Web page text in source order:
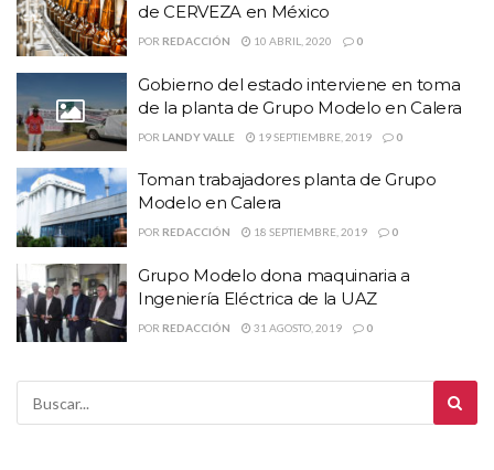
de CERVEZA en México
POR REDACCIÓN 10 ABRIL, 2020 0
Gobierno del estado interviene en toma
de la planta de Grupo Modelo en Calera
POR LANDY VALLE 19 SEPTIEMBRE, 2019 0
Toman trabajadores planta de Grupo
Modelo en Calera
POR REDACCIÓN 18 SEPTIEMBRE, 2019 0
Grupo Modelo dona maquinaria a
Ingeniería Eléctrica de la UAZ
POR REDACCIÓN 31 AGOSTO, 2019 0